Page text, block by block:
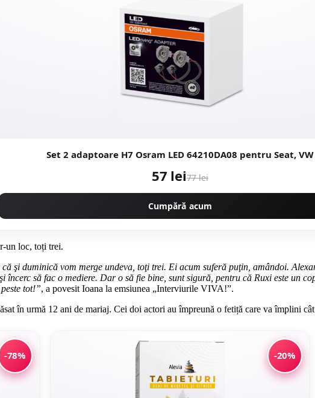
Set 2 adaptoare H7 Osram LED 64210DA08 pentru Seat, VW
57 lei77 lei
Cumpără acum
un loc, toți trei.
că şi duminică vom merge undeva, toţi trei. Ei acum suferă puţin, amândoi.
încerc să fac o mediere. Dar o să fie bine, sunt sigură, pentru că Ruxi este un
tot!”, a povesit Ioana la emsiunea „Interviurile VIVA!”.
în urmă 12 ani de mariaj. Cei doi actori au împreună o fetiță care va împlini
-78% -20%